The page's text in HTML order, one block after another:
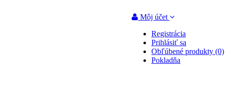
Môj účet
Registrácia
Prihlásiť sa
Obľúbené produkty (0)
Pokladňa